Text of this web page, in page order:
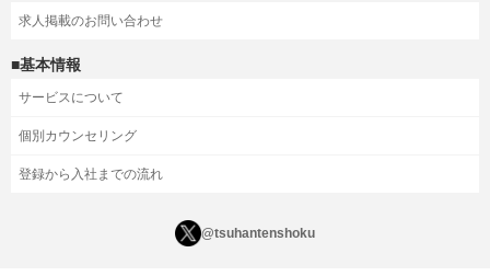
求人掲載のお問い合わせ
■基本情報
サービスについて
個別カウンセリング
登録から入社までの流れ
@tsuhantenshoku